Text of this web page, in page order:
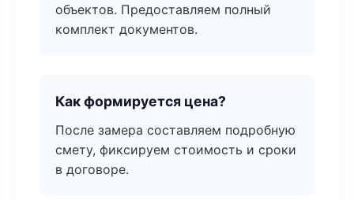
объектов. Предоставляем полный
комплект документов.
Как формируется цена?
После замера составляем подробную
смету, фиксируем стоимость и сроки
в договоре.